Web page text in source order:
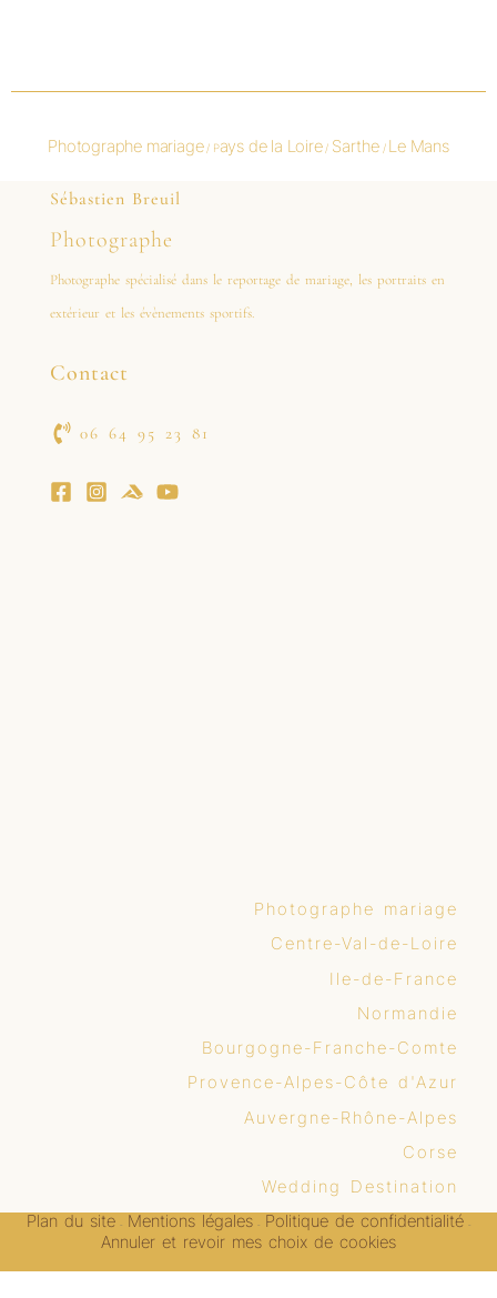
Photographe mariage/ Pays de la Loire/ Sarthe/ Le Mans
Sébastien Breuil
Photographe
Photographe spécialisé dans le reportage de mariage, les portraits en
extérieur et les évènements sportifs.
Contact
06 64 95 23 81
Photographe mariage
Centre-Val-de-Loire
Ile-de-France
Normandie
Bourgogne-Franche-Comte
Provence-Alpes-Côte d'Azur
Auvergne-Rhône-Alpes
Corse
Wedding Destination
Plan du site- Mentions légales- Politique de confidentialité-
Annuler et revoir mes choix de cookies